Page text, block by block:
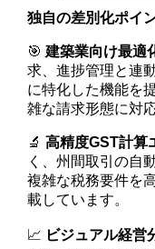
独自の差別化ポイ
🎯建築業向け最適
求、進捗管理と連
に特化した機能を
雑な請求形態に対
🔬高精度GST計算
く、州間取引の自
複雑な税務要件を
載しています。
📈 ビジュアル経営